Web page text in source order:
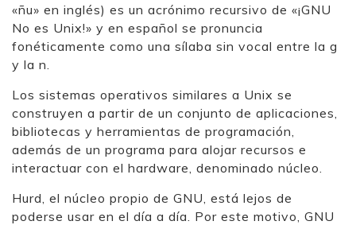
«ñu» en inglés) es un acrónimo recursivo de «¡GNU
No es Unix!» y en español se pronuncia
fonéticamente como una sílaba sin vocal entre la g
y la n.
Los sistemas operativos similares a Unix se
construyen a partir de un conjunto de aplicaciones,
bibliotecas y herramientas de programación,
además de un programa para alojar recursos e
interactuar con el hardware, denominado núcleo.
Hurd, el núcleo propio de GNU, está lejos de
poderse usar en el día a día. Por este motivo, GNU